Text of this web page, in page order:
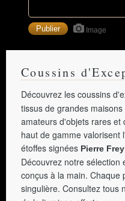
Image
Coussins
Découvrez les coussins
tissus de grandes
amateurs d'objets rares et
haut de gamme valorisent
étoffes signées Pierre Frey
Découvrez notre sélection
conçus à la main. Chaque
singulière. Consultez tous